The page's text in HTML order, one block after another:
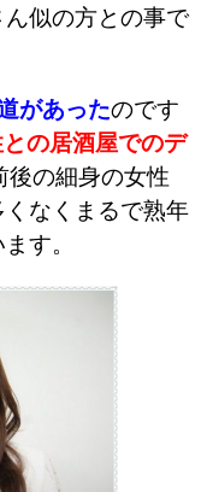
ん似の方との事で
があったのです
の居酒屋でのデ
後の細身の女性
なくまるで熟年
す。